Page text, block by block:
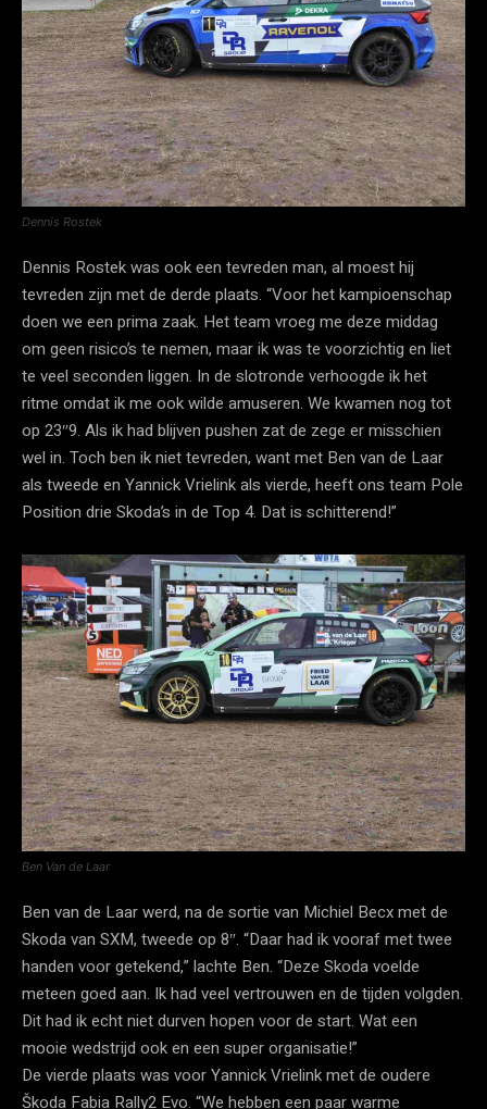
Dennis Rostek
Dennis Rostek was ook een tevreden man, al moest hij
tevreden zijn met de derde plaats. “Voor het kampioenschap
doen we een prima zaak. Het team vroeg me deze middag
om geen risico’s te nemen, maar ik was te voorzichtig en liet
te veel seconden liggen. In de slotronde verhoogde ik het
ritme omdat ik me ook wilde amuseren. We kwamen nog tot
op 23″9. Als ik had blijven pushen zat de zege er misschien
wel in. Toch ben ik niet tevreden, want met Ben van de Laar
als tweede en Yannick Vrielink als vierde, heeft ons team Pole
Position drie Skoda’s in de Top 4. Dat is schitterend!”
Ben Van de Laar
Ben van de Laar werd, na de sortie van Michiel Becx met de
Skoda van SXM, tweede op 8″. “Daar had ik vooraf met twee
handen voor getekend,” lachte Ben. “Deze Skoda voelde
meteen goed aan. Ik had veel vertrouwen en de tijden volgden.
Dit had ik echt niet durven hopen voor de start. Wat een
mooie wedstrijd ook en een super organisatie!”
De vierde plaats was voor Yannick Vrielink met de oudere
Škoda Fabia Rally2 Evo. “We hebben een paar warme